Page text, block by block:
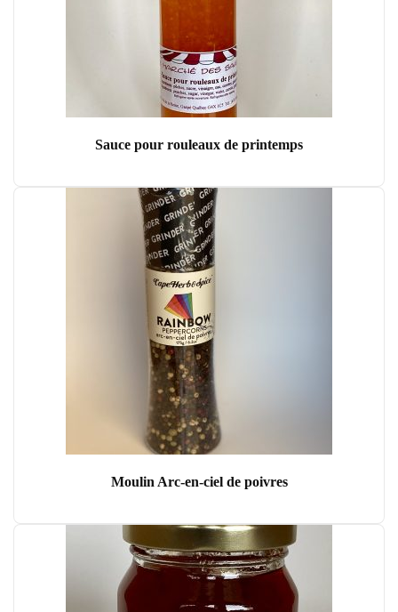
Sauce pour rouleaux de printemps
Moulin Arc-en-ciel de poivres